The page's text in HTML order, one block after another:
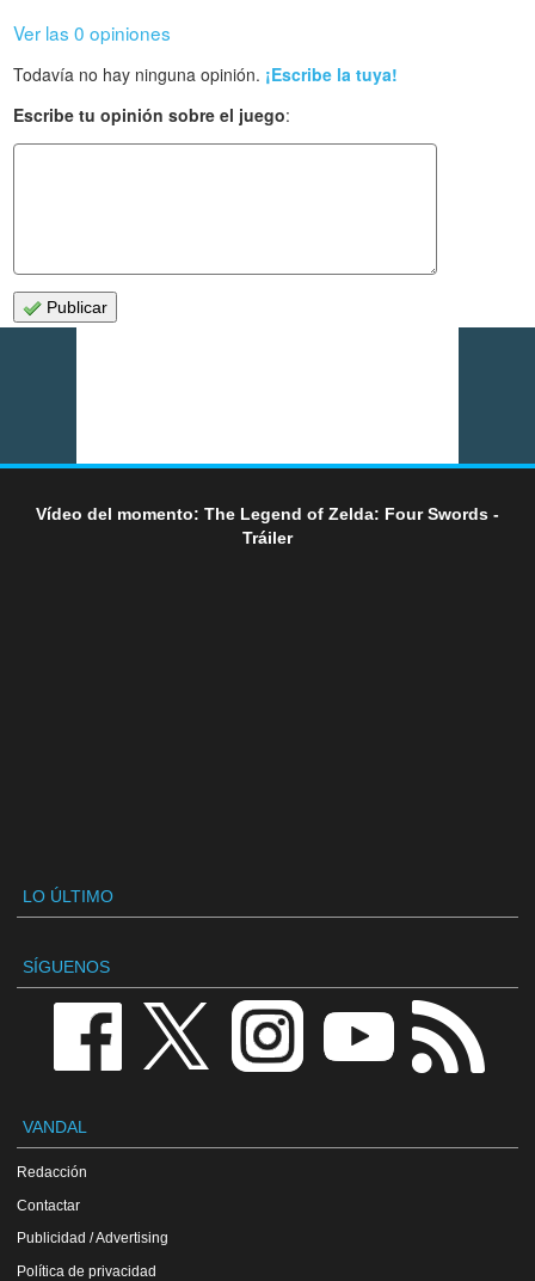
Ver las 0 opiniones
Todavía no hay ninguna opinión. ¡Escribe la tuya!
Escribe tu opinión sobre el juego:
Publicar
Vídeo del momento: The Legend of Zelda: Four Swords -
Tráiler
LO ÚLTIMO
SÍGUENOS
VANDAL
Redacción
Contactar
Publicidad / Advertising
Política de privacidad